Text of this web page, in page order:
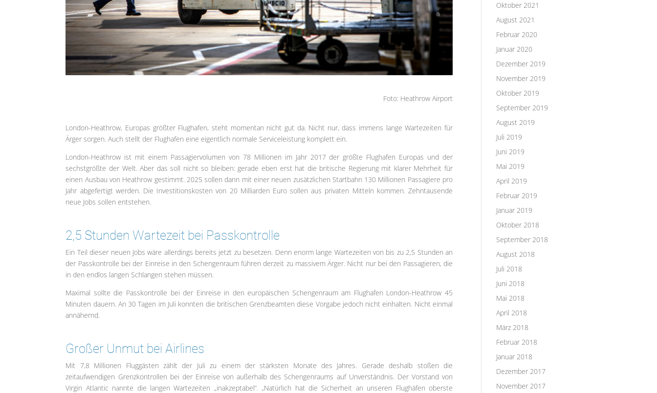
Foto: Heathrow Airport
London-Heathrow, Europas größter Flughafen, steht momentan nicht gut da. Nicht nur, dass immens lange Wartezeiten für
Ärger sorgen. Auch stellt der Flughafen eine eigentlich normale Serviceleistung komplett ein.
London-Heathrow ist mit einem Passagiervolumen von 78 Millionen im Jahr 2017 der größte Flughafen Europas und der
sechstgrößte der Welt. Aber das soll nicht so bleiben: gerade eben erst hat die britische Regierung mit klarer Mehrheit für
einen Ausbau von Heathrow gestimmt. 2025 sollen dann mit einer neuen zusätzlichen Startbahn 130 Millionen Passagiere pro
Jahr abgefertigt werden. Die Investitionskosten von 20 Milliarden Euro sollen aus privaten Mitteln kommen. Zehntausende
neue Jobs sollen entstehen.
2,5 Stunden Wartezeit bei Passkontrolle
Ein Teil dieser neuen Jobs wäre allerdings bereits jetzt zu besetzen. Denn enorm lange Wartezeiten von bis zu 2,5 Stunden an
der Passkontrolle bei der Einreise in den Schengenraum führen derzeit zu massivem Ärger. Nicht nur bei den Passagieren, die
in den endlos langen Schlangen stehen müssen.
Maximal sollte die Passkontrolle bei der Einreise in den europäischen Schengenraum am Flughafen London-Heathrow 45
Minuten dauern. An 30 Tagen im Juli konnten die britischen Grenzbeamten diese Vorgabe jedoch nicht einhalten. Nicht einmal
annähernd.
Großer Unmut bei Airlines
Mit 7,8 Millionen Fluggästen zählt der Juli zu einem der stärksten Monate des Jahres. Gerade deshalb stoßen die
zeitaufwendigen Grenzkontrollen bei der Einreise von außerhalb des Schengenraums auf Unverständnis. Der Vorstand von
Virgin Atlantic nannte die langen Wartezeiten „inakzeptabel“. „Natürlich hat die Sicherheit an unseren Flughäfen oberste
Oktober 2021
August 2021
Februar 2020
Januar 2020
Dezember 2019
November 2019
Oktober 2019
September 2019
August 2019
Juli 2019
Juni 2019
Mai 2019
April 2019
Februar 2019
Januar 2019
Oktober 2018
September 2018
August 2018
Juli 2018
Juni 2018
Mai 2018
April 2018
März 2018
Februar 2018
Januar 2018
Dezember 2017
November 2017